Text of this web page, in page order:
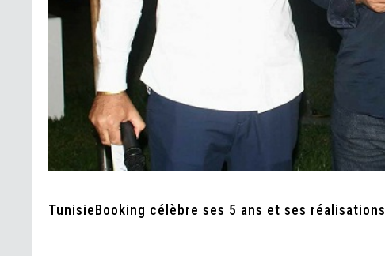
TunisieBooking célèbre ses 5 ans et ses réalisations